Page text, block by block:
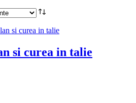
cele
recente
si curea in talie